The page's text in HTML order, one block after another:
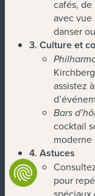
cafés, de
avec
danser
3. Culture et
assistez
Bars
cocktail
moderne
4. Astuces
pour